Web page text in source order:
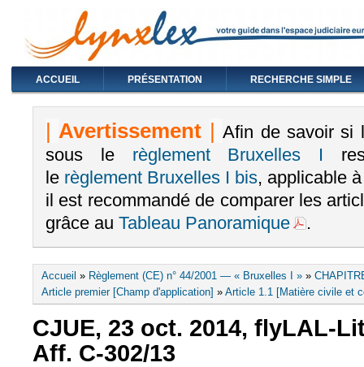
ACCUEIL PRÉSENTATION RECHERCHE SIMPLE
|Avertissement | Afin de savoir si
sous le règlement Bruxelles I
le règlement Bruxelles I bis, applicable
il est recommandé de comparer les
grâce au Tableau Panoramique .
Vous êtes ici
Accueil » Règlement (CE) n° 44/2001 — « Bruxelles I » »
Article premier [Champ d'application] » Article 1.1 [Matière civile et
CJUE, 23 oct. 2014, flyLAL-
Aff. C-302/13